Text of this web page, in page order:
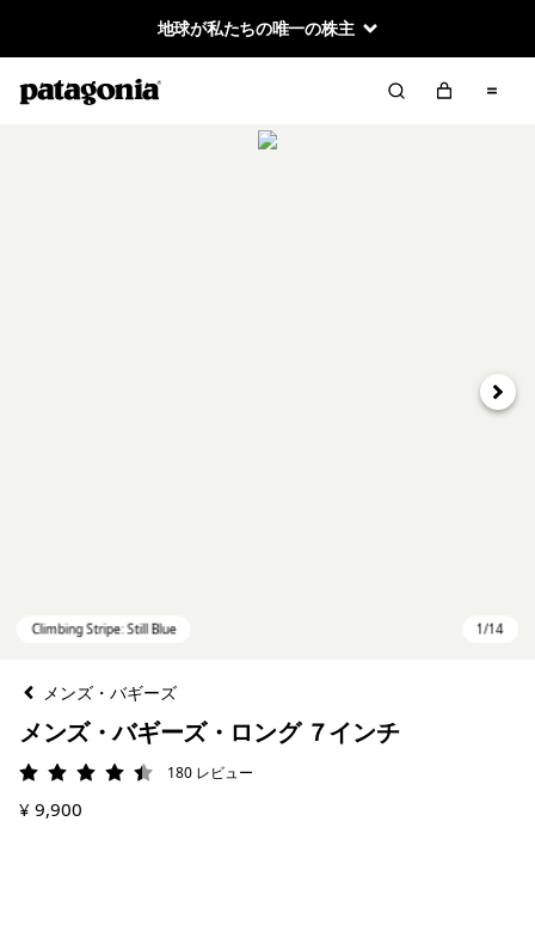
地球が私たちの唯一の株主
次へ
メンズ・バギーズ
メンズ・バギーズ・ロング ７インチ
評価: 4.4 / 5180 レビュー
¥ 9,900